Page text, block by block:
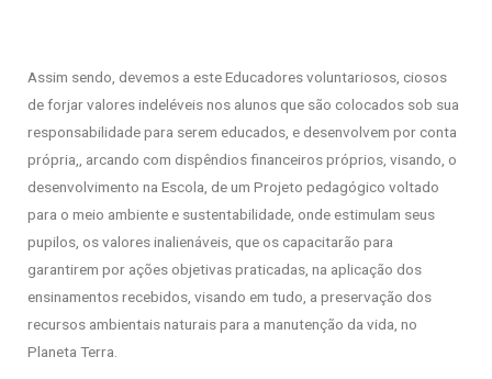
Assim sendo, devemos a este Educadores voluntariosos, ciosos
de forjar valores indeléveis nos alunos que são colocados sob sua
responsabilidade para serem educados, e desenvolvem por conta
própria,, arcando com dispêndios financeiros próprios, visando, o
desenvolvimento na Escola, de um Projeto pedagógico voltado
para o meio ambiente e sustentabilidade, onde estimulam seus
pupilos, os valores inalienáveis, que os capacitarão para
garantirem por ações objetivas praticadas, na aplicação dos
ensinamentos recebidos, visando em tudo, a preservação dos
recursos ambientais naturais para a manutenção da vida, no
Planeta Terra.